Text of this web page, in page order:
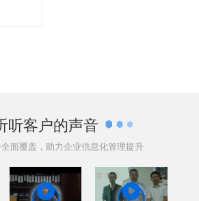
听客户的声音
面覆盖，助力企业信息化管理提升
 